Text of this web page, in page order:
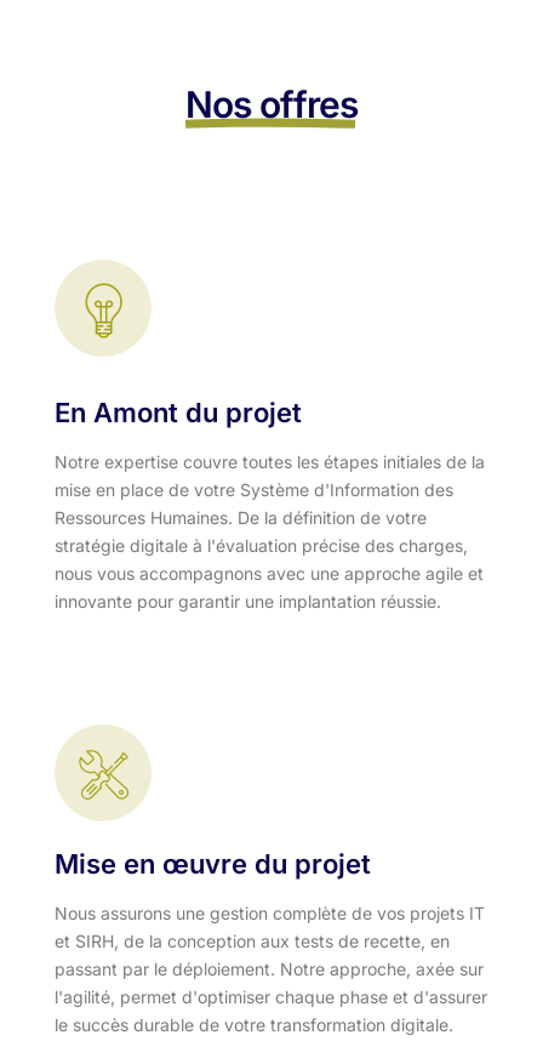
Nos offres
En Amont du projet
Notre expertise couvre toutes les étapes initiales de la
mise en place de votre Système d'Information des
Ressources Humaines. De la définition de votre
stratégie digitale à l'évaluation précise des charges,
nous vous accompagnons avec une approche agile et
innovante pour garantir une implantation réussie.
Mise en œuvre du projet
Nous assurons une gestion complète de vos projets IT
et SIRH, de la conception aux tests de recette, en
passant par le déploiement. Notre approche, axée sur
l'agilité, permet d'optimiser chaque phase et d'assurer
le succès durable de votre transformation digitale.